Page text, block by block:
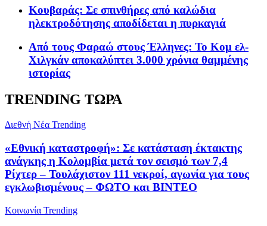
Κουβαράς: Σε σπινθήρες από καλώδια
ηλεκτροδότησης αποδίδεται η πυρκαγιά
Από τους Φαραώ στους Έλληνες: Το Κομ ελ-
Χιλγκάν αποκαλύπτει 3.000 χρόνια θαμμένης
ιστορίας
TRENDING ΤΩΡΑ
Διεθνή Νέα Trending
«Εθνική καταστροφή»: Σε κατάσταση έκτακτης
ανάγκης η Κολομβία μετά τον σεισμό των 7,4
Ρίχτερ – Τουλάχιστον 111 νεκροί, αγωνία για τους
εγκλωβισμένους – ΦΩΤΟ και ΒΙΝΤΕΟ
Κοινωνία Trending